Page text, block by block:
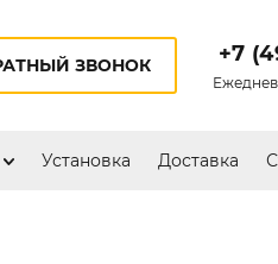
ЗВОНОК +7
Установка Доставка